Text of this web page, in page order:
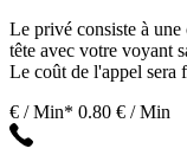
Le privé consiste à
tête avec votre voyant
Le coût de l'appel sera
€ / Min* 0.80 € / Min